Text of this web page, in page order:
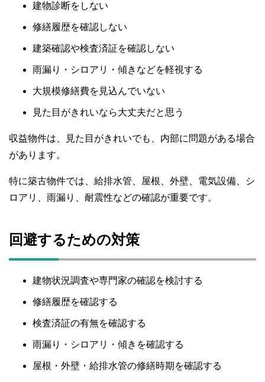
建物診断をしない
修繕履歴を確認しない
建築確認や検査済証を確認しない
雨漏り・シロアリ・傾きなどを軽視する
大規模修繕費を見込んでいない
見た目がきれいなら大丈夫だと思う
収益物件は、見た目がきれいでも、内部に問題がある場合
があります。
特に築古物件では、給排水管、屋根、外壁、電気設備、シ
ロアリ、雨漏り、耐震性などの確認が重要です。
回避するための対策
建物状況調査や専門家の確認を検討する
修繕履歴を確認する
検査済証の有無を確認する
雨漏り・シロアリ・傾きを確認する
屋根・外壁・給排水管の修繕時期を確認する